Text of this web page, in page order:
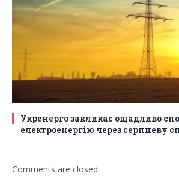
Укренерго закликає ощадливо
електроенергію через серпневу
Comments are closed.